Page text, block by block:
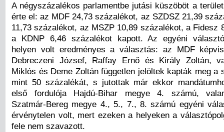
A négyszázalékos parlamentbe jutási küszöböt a
érte el: az MDF 24,73 százalékot, az SZDSZ 21,39
11,73 százalékot, az MSZP 10,89 százalékot, a Fidesz
a KDNP 6,46 százalékot kapott. Az egyéni
helyen volt eredményes a választás: az MDF
Debreczeni József, Raffay Ernő és Király Zoltán,
Miklós és Deme Zoltán független jelöltek kapták meg a
mint 50 százalékát, s jutottak már ekkor
első fordulója Hajdú-Bihar megye 4. számú,
Szatmár-Bereg megye 4., 5., 7., 8. számú egyéni
érvénytelen volt, mert ezeken a helyeken a
fele nem szavazott.